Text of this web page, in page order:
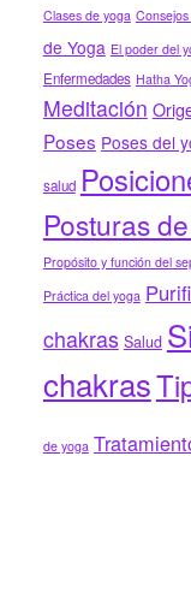
Clases de yoga
de Yoga El poder del
Enfermedades Hatha
Meditación
Poses Poses del
salud
Posturas
Propósito y función del
Práctica del yoga
chakras Salud
chakras
de yoga